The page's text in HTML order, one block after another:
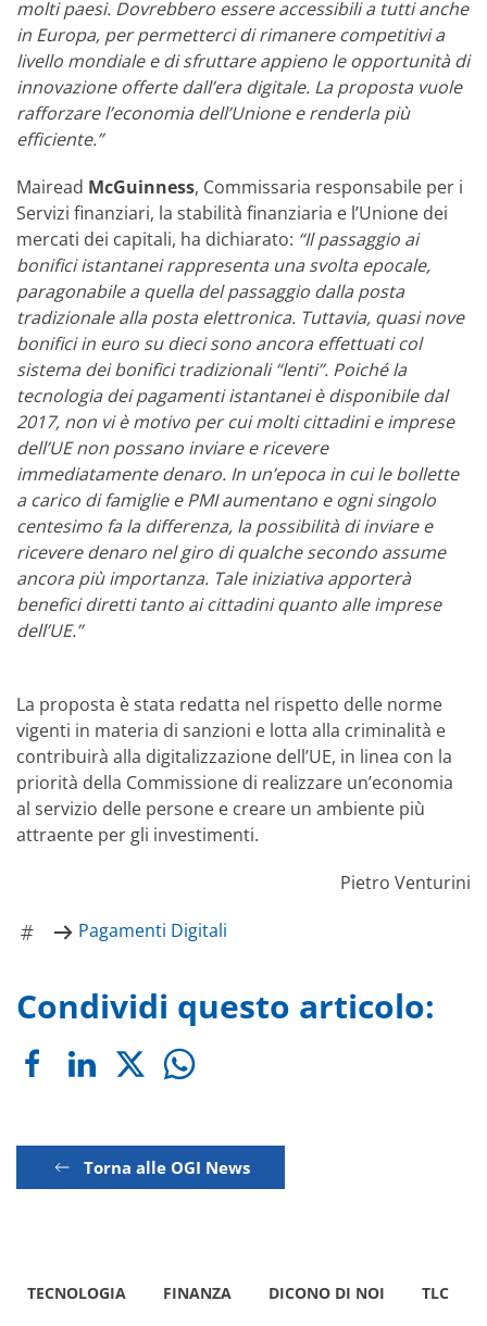
molti paesi. Dovrebbero essere accessibili a tutti anche
in Europa, per permetterci di rimanere competitivi a
livello mondiale e di sfruttare appieno le opportunità di
innovazione offerte dall’era digitale. La proposta vuole
rafforzare l’economia dell’Unione e renderla più
efficiente.”
Mairead McGuinness, Commissaria responsabile per i
Servizi finanziari, la stabilità finanziaria e l’Unione dei
mercati dei capitali, ha dichiarato: “Il passaggio ai
bonifici istantanei rappresenta una svolta epocale,
paragonabile a quella del passaggio dalla posta
tradizionale alla posta elettronica. Tuttavia, quasi nove
bonifici in euro su dieci sono ancora effettuati col
sistema dei bonifici tradizionali “lenti”. Poiché la
tecnologia dei pagamenti istantanei è disponibile dal
2017, non vi è motivo per cui molti cittadini e imprese
dell’UE non possano inviare e ricevere
immediatamente denaro. In un’epoca in cui le bollette
a carico di famiglie e PMI aumentano e ogni singolo
centesimo fa la differenza, la possibilità di inviare e
ricevere denaro nel giro di qualche secondo assume
ancora più importanza. Tale iniziativa apporterà
benefici diretti tanto ai cittadini quanto alle imprese
dell’UE.”
La proposta è stata redatta nel rispetto delle norme
vigenti in materia di sanzioni e lotta alla criminalità e
contribuirà alla digitalizzazione dell’UE, in linea con la
priorità della Commissione di realizzare un’economia
al servizio delle persone e creare un ambiente più
attraente per gli investimenti.
Pietro Venturini
Pagamenti Digitali
Condividi questo articolo:
Torna alle OGI News
TECNOLOGIA FINANZA DICONO DI NOI TLC